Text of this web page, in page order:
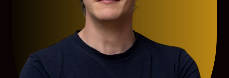
Votre soutien
Desjardins fait la paire